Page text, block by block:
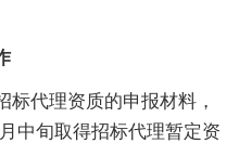
代理资质的申报材料，
中旬取得招标代理暂定资